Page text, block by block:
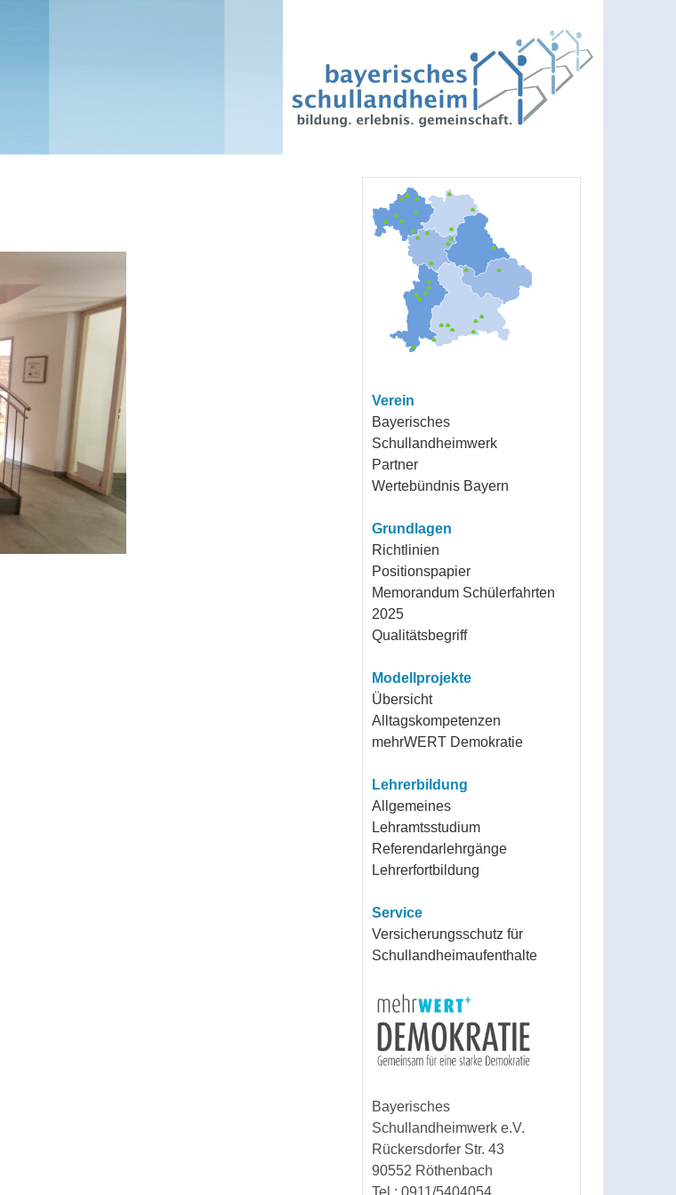
Verein
Bayerisches
Schullandheimwerk
Partner
Wertebündnis Bayern
Grundlagen
Richtlinien
Positionspapier
Memorandum Schülerfahrten
2025
Qualitätsbegriff
Modellprojekte
Übersicht
Alltagskompetenzen
mehrWERT Demokratie
Lehrerbildung
Allgemeines
Lehramtsstudium
Referendarlehrgänge
Lehrerfortbildung
Service
Versicherungsschutz für
Schullandheimaufenthalte
Bayerisches
Schullandheimwerk e.V.
Rückersdorfer Str. 43
90552 Röthenbach